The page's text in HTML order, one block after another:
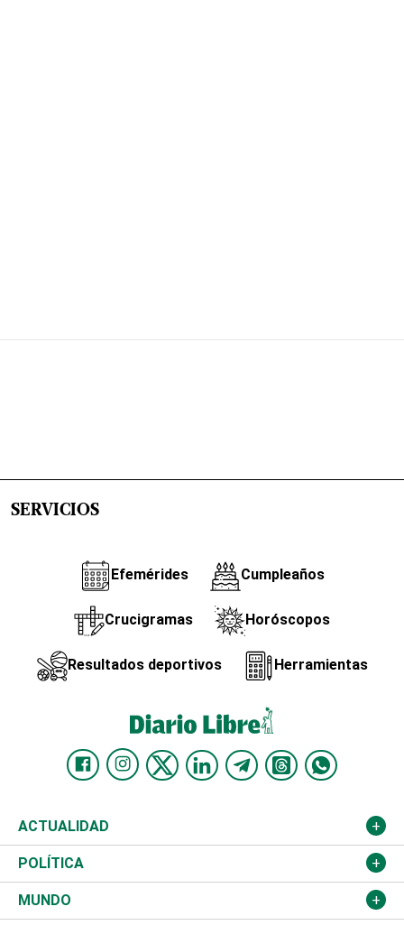
SERVICIOS
Efemérides Cumpleaños
Crucigramas Horóscopos
Resultados deportivos Herramientas
ACTUALIDAD
Nacional
Ciudad
POLÍTICA
Partidos
MUNDO